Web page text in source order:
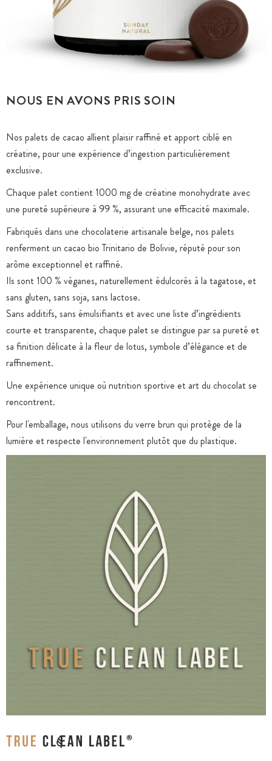
NOUS EN AVONS PRIS SOIN
Nos palets de cacao allient plaisir raffiné et apport ciblé en
créatine, pour une expérience d’ingestion particulièrement
exclusive.
Chaque palet contient 1000 mg de créatine monohydrate avec
une pureté supérieure à 99 %, assurant une efficacité maximale.
Fabriqués dans une chocolaterie artisanale belge, nos palets
renferment un cacao bio Trinitario de Bolivie, réputé pour son
arôme exceptionnel et raffiné.
Ils sont 100 % véganes, naturellement édulcorés à la tagatose, et
sans gluten, sans soja, sans lactose.
Sans additifs, sans émulsifiants et avec une liste d’ingrédients
courte et transparente, chaque palet se distingue par sa pureté et
sa finition délicate à la fleur de lotus, symbole d’élégance et de
raffinement.
Une expérience unique où nutrition sportive et art du chocolat se
rencontrent.
Pour l'emballage, nous utilisons du verre brun qui protège de la
lumière et respecte l'environnement plutôt que du plastique.